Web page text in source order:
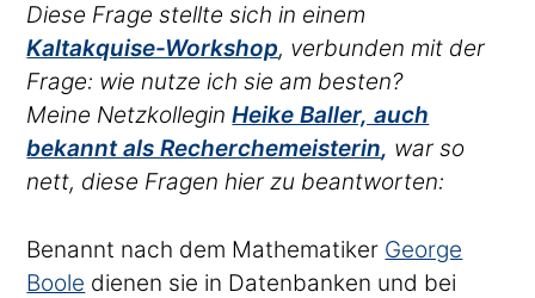
Diese Frage stellte sich in einem
Kaltakquise-Workshop, verbunden mit der
Frage: wie nutze ich sie am besten?
Meine NetzkolleginHeike Baller, auch
bekannt als Recherchemeisterin, war so
nett, diese Fragen hier zu beantworten:
Benannt nach dem Mathematiker George
Boole dienen sie in Datenbanken und bei